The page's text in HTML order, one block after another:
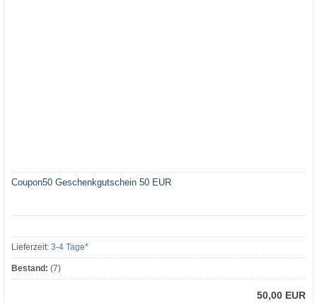
Coupon50 Geschenkgutschein 50 EUR
Lieferzeit: 3-4 Tage*
Bestand: (7)
50,00 EUR